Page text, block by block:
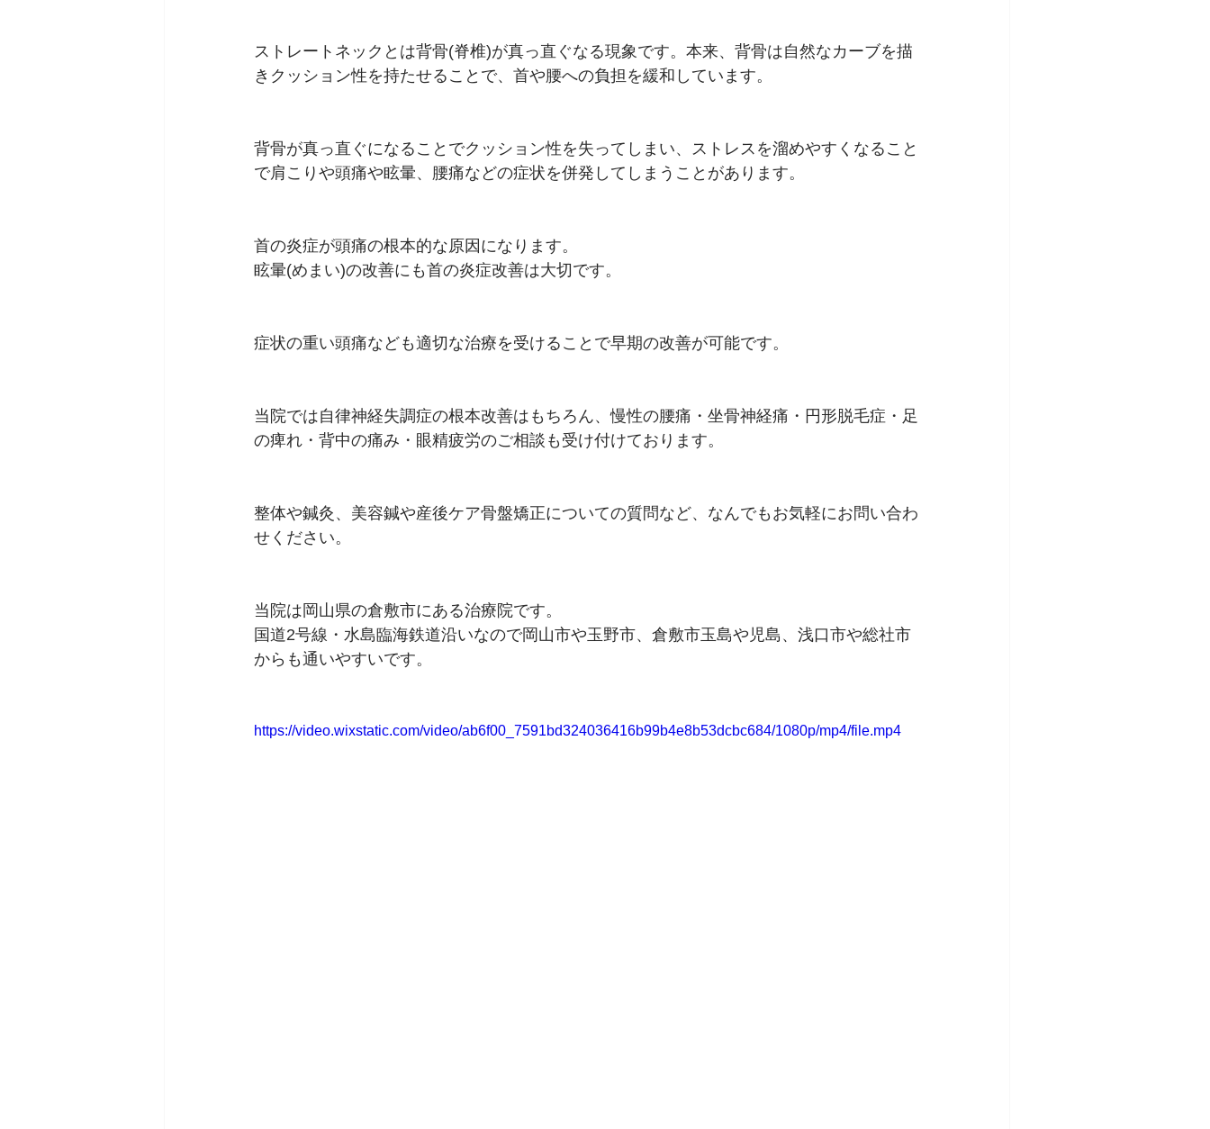
ストレートネックとは背骨(脊椎)が真っ直ぐなる現象です。本来、背骨は自然なカーブを描
きクッション性を持たせることで、首や腰への負担を緩和しています。
背骨が真っ直ぐになることでクッション性を失ってしまい、ストレスを溜めやすくなること
で肩こりや頭痛や眩暈、腰痛などの症状を併発してしまうことがあります。
首の炎症が頭痛の根本的な原因になります。
眩暈(めまい)の改善にも首の炎症改善は大切です。
症状の重い頭痛なども適切な治療を受けることで早期の改善が可能です。
当院では自律神経失調症の根本改善はもちろん、慢性の腰痛・坐骨神経痛・円形脱毛症・足
の痺れ・背中の痛み・眼精疲労のご相談も受け付けております。
整体や鍼灸、美容鍼や産後ケア骨盤矯正についての質問など、なんでもお気軽にお問い合わ
せください。
当院は岡山県の倉敷市にある治療院です。
国道2号線・水島臨海鉄道沿いなので岡山市や玉野市、倉敷市玉島や児島、浅口市や総社市
からも通いやすいです。
https://video.wixstatic.com/video/ab6f00_7591bd324036416b99b4e8b53dcbc684/1080p/mp4/file.mp4